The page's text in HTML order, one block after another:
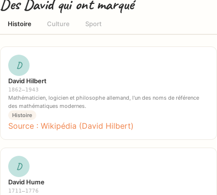
Des David qui ont marqué
Histoire Culture Sport
D
David Hilbert
1862–1943
Mathématicien, logicien et philosophe allemand, l'un des noms de référence
des mathématiques modernes.
Histoire
Source : Wikipédia (David Hilbert)
D
David Hume
1711–1776